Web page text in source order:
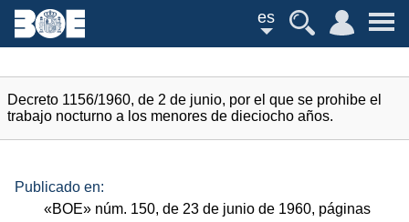
es
Decreto 1156/1960, de 2 de junio, por el que se prohibe el
trabajo nocturno a los menores de dieciocho años.
Publicado en:
«BOE» núm. 150, de 23 de junio de 1960, páginas